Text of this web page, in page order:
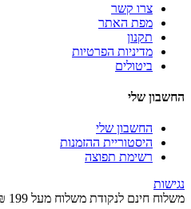
צרו קשר
מפת האתר
תקנון
מדיניות הפרטיות
ביטולים
החשבון שלי
החשבון שלי
היסטוריית ההזמנות
רשימת תפוצה
נגישות
משלוח חינם לנקודת משלוח מעל 199 ₪